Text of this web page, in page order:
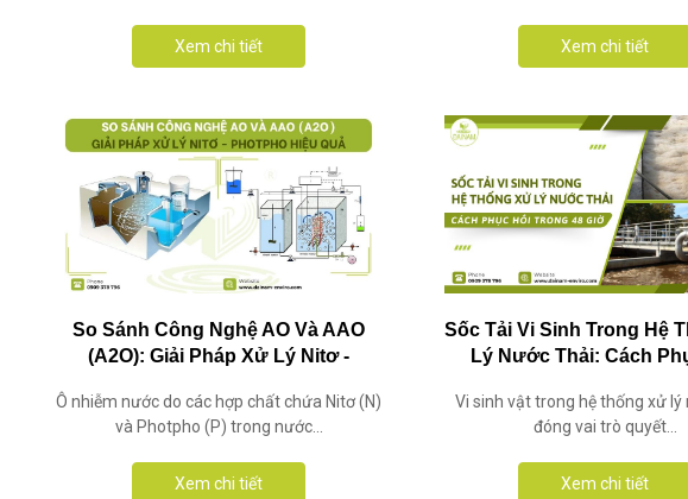
Xem chi tiết Xem chi tiết
So Sánh Công Nghệ AO Và AAO
(A2O): Giải Pháp Xử Lý Nitơ -
Ô nhiễm nước do các hợp chất chứa Nitơ (N)
và Photpho (P) trong nước...
Xem chi tiết
Sốc Tải Vi Sinh Trong Hệ
Lý Nước Thải: Cách
Vi sinh vật trong hệ thống xử lý
đóng vai trò quyết...
Xem chi tiết